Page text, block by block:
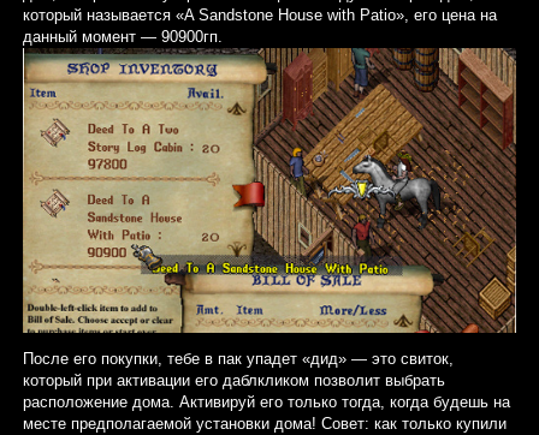
который называется «A Sandstone House with Patio», его цена на
данный момент — 90900гп.
После его покупки, тебе в пак упадет «дид» — это свиток,
который при активации его даблкликом позволит выбрать
расположение дома. Активируй его только тогда, когда будешь на
месте предполагаемой установки дома! Совет: как только купили